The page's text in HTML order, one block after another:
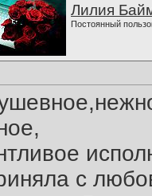
Лилия
Постоянный
с